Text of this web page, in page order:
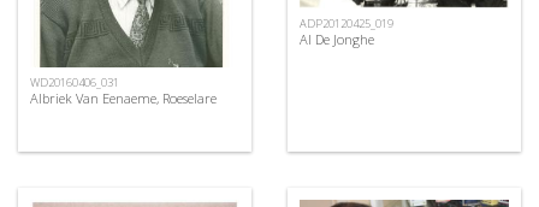
WD20160406_031
Albriek Van Eenaeme, Roeselare
ADP20120425_019
Al De Jonghe